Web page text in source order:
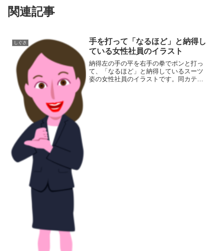
関連記事
しぐさ
手を打って「なるほど」と納得し
ている女性社員のイラスト
納得左の手の平を右手の拳でポンと打っ
て、「なるほど」と納得しているスーツ
姿の女性社員のイラストです。同カテゴ